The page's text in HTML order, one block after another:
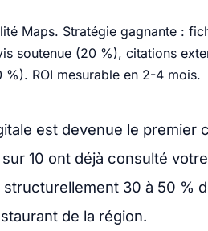
Maps. Stratégie gagnante :
soutenue (20 %), citations
ROI mesurable en 2-4 mois.
est devenue le premier
10 ont déjà consulté
30 à 50 %
de la région.